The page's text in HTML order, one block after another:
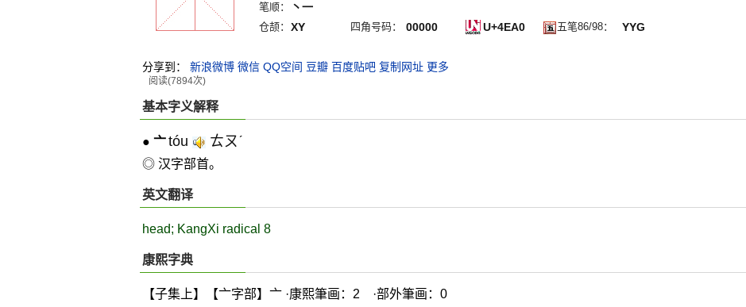
笔顺： 丶一
仓颉： XY 四角号码： 00000 U+4EA0 五笔86/98： YYG
分享到： 新浪微博 微信 QQ空间 豆瓣 百度贴吧 复制网址 更多
阅读(7894次)
基本字义解释
● 亠 tóu ㄊㄡˊ
◎ 汉字部首。
英文翻译
head; KangXi radical 8
康熙字典
【子集上】【亠字部】亠 ·康熙筆画：2 ·部外筆画：0